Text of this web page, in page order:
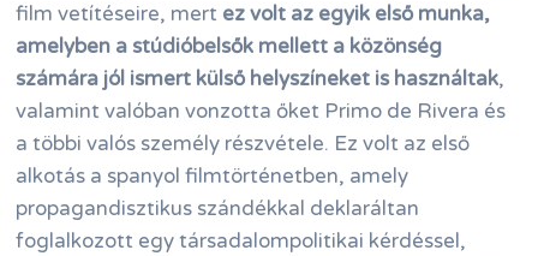
film vetítéseire, mert ez volt az egyik első munka,
amelyben a stúdióbelsők mellett a közönség
számára jól ismert külső helyszíneket is használtak,
valamint valóban vonzotta őket Primo de Rivera és
a többi valós személy részvétele. Ez volt az első
alkotás a spanyol filmtörténetben, amely
propagandisztikus szándékkal deklaráltan
foglalkozott egy társadalompolitikai kérdéssel,